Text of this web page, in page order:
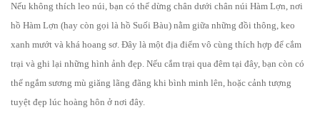
Nếu không thích leo núi, bạn có thể dừng chân dưới chân núi Hàm Lợn, nơi
hồ Hàm Lợn (hay còn gọi là hồ Suối Bàu) nằm giữa những đồi thông, keo
xanh mướt và khá hoang sơ. Đây là một địa điểm vô cùng thích hợp để cắm
trại và ghi lại những hình ảnh đẹp. Nếu cắm trại qua đêm tại đây, bạn còn có
thể ngắm sương mù giăng lãng đãng khi bình minh lên, hoặc cảnh tượng
tuyệt đẹp lúc hoàng hôn ở nơi đây.